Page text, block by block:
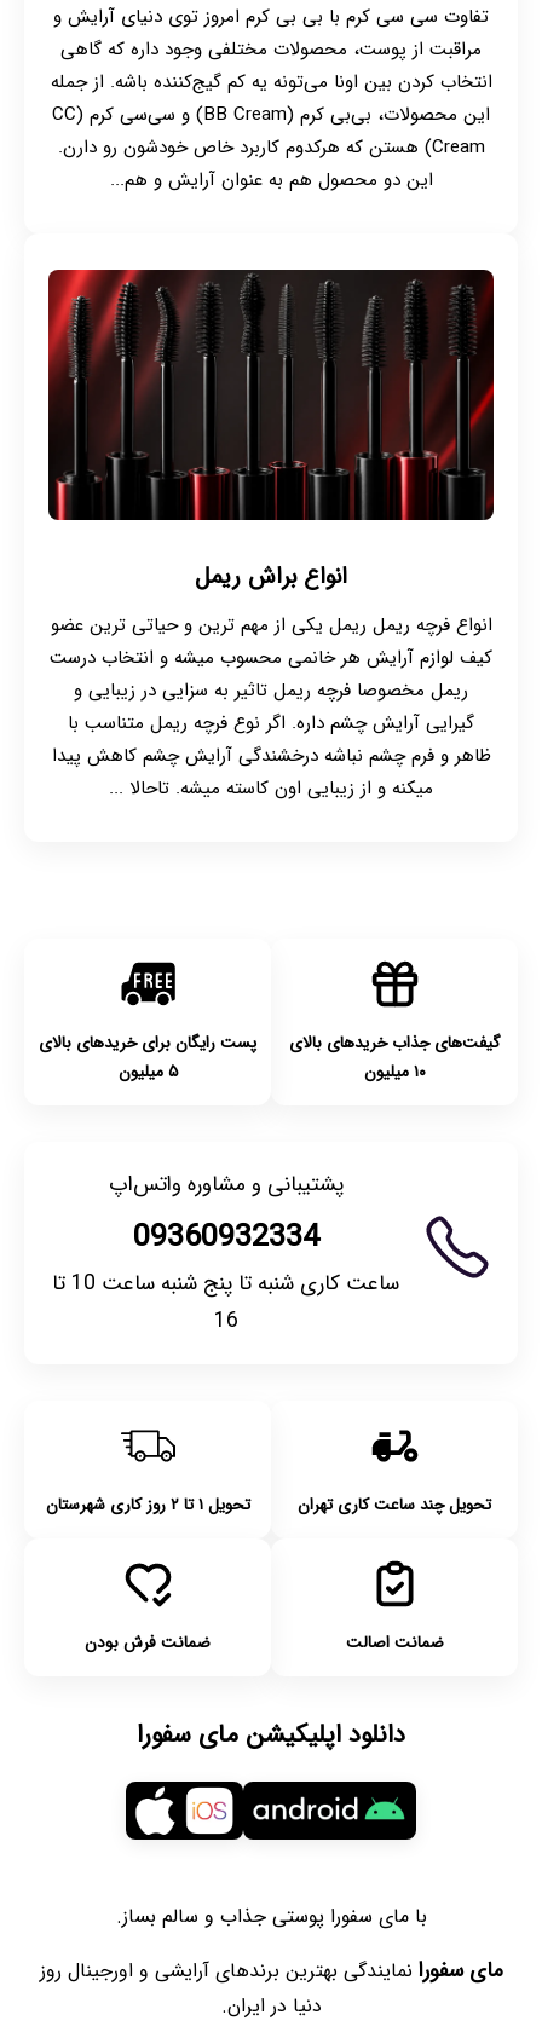
تفاوت سی سی کرم با بی بی کرم امروز توی دنیای آرایش و
مراقبت از پوست، محصولات مختلفی وجود داره که گاهی
انتخاب کردن بین اونا می‌تونه یه کم گیج‌کننده باشه. از جمله
این محصولات، بی‌بی کرم (BB Cream) و سی‌سی کرم (CC
Cream) هستن که هرکدوم کاربرد خاص خودشون رو دارن.
این دو محصول هم به عنوان آرایش و هم...
انواع براش ریمل
انواع فرچه ریمل ریمل یکی از مهم ترین و حیاتی ترین عضو
کیف لوازم آرایش هر خانمی محسوب میشه و انتخاب درست
ریمل مخصوصا فرچه ریمل تاثیر به سزایی در زیبایی و
گیرایی آرایش چشم داره. اگر نوع فرچه ریمل متناسب با
ظاهر و فرم چشم نباشه درخشندگی آرایش چشم کاهش پیدا
میکنه و از زیبایی اون کاسته میشه. تاحالا ...
گیفت‌های جذاب خریدهای بالای
۱۰ میلیون
پست رایگان برای خریدهای بالای
۵ میلیون
پشتیبانی و مشاوره واتس‌اپ
09360932334
ساعت کاری شنبه تا پنج شنبه ساعت 10 تا
16
تحویل چند ساعت کاری تهران تحویل ۱ تا ۲ روز کاری شهرستان
ضمانت اصالت ضمانت فرش بودن
دانلود اپلیکیشن مای سفورا
با مای سفورا پوستی جذاب و سالم بساز.
مای سفورا نمایندگی بهترین برندهای آرایشی و اورجینال روز
دنیا در ایران.